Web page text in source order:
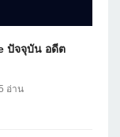
ปัจจุบัน อดีต
อ่าน